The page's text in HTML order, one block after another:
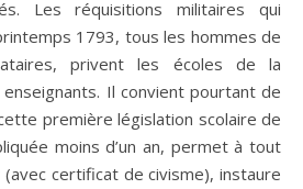
Les réquisitions militaires qui
1793, tous les hommes de
privent les écoles de la
Il convient pourtant de
première législation scolaire de
moins d’un an, permet à tout
(avec certificat de civisme), instaure